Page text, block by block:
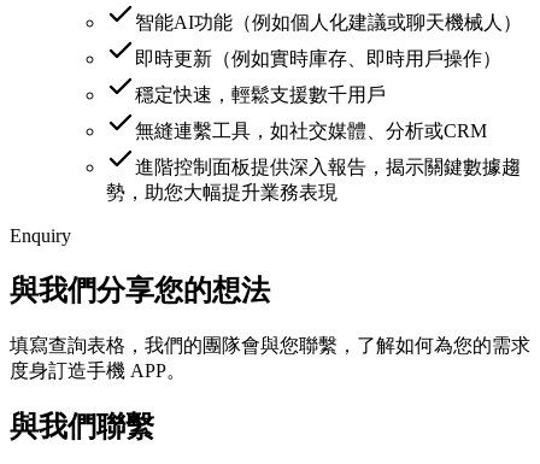
智能AI功能（例如個人化建議或聊天機械人）
即時更新（例如實時庫存、即時用戶操作）
穩定快速，輕鬆支援數千用戶
無縫連繫工具，如社交媒體、分析或CRM
進階控制面板提供深入報告，揭示關鍵數據趨
勢，助您大幅提升業務表現
Enquiry
與我們分享您的想法
填寫查詢表格，我們的團隊會與您聯繫，了解如何為您的需求
度身訂造手機 APP。
與我們聯繫